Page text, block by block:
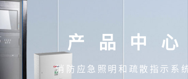
产品中心
消防应急照明和疏散指示系